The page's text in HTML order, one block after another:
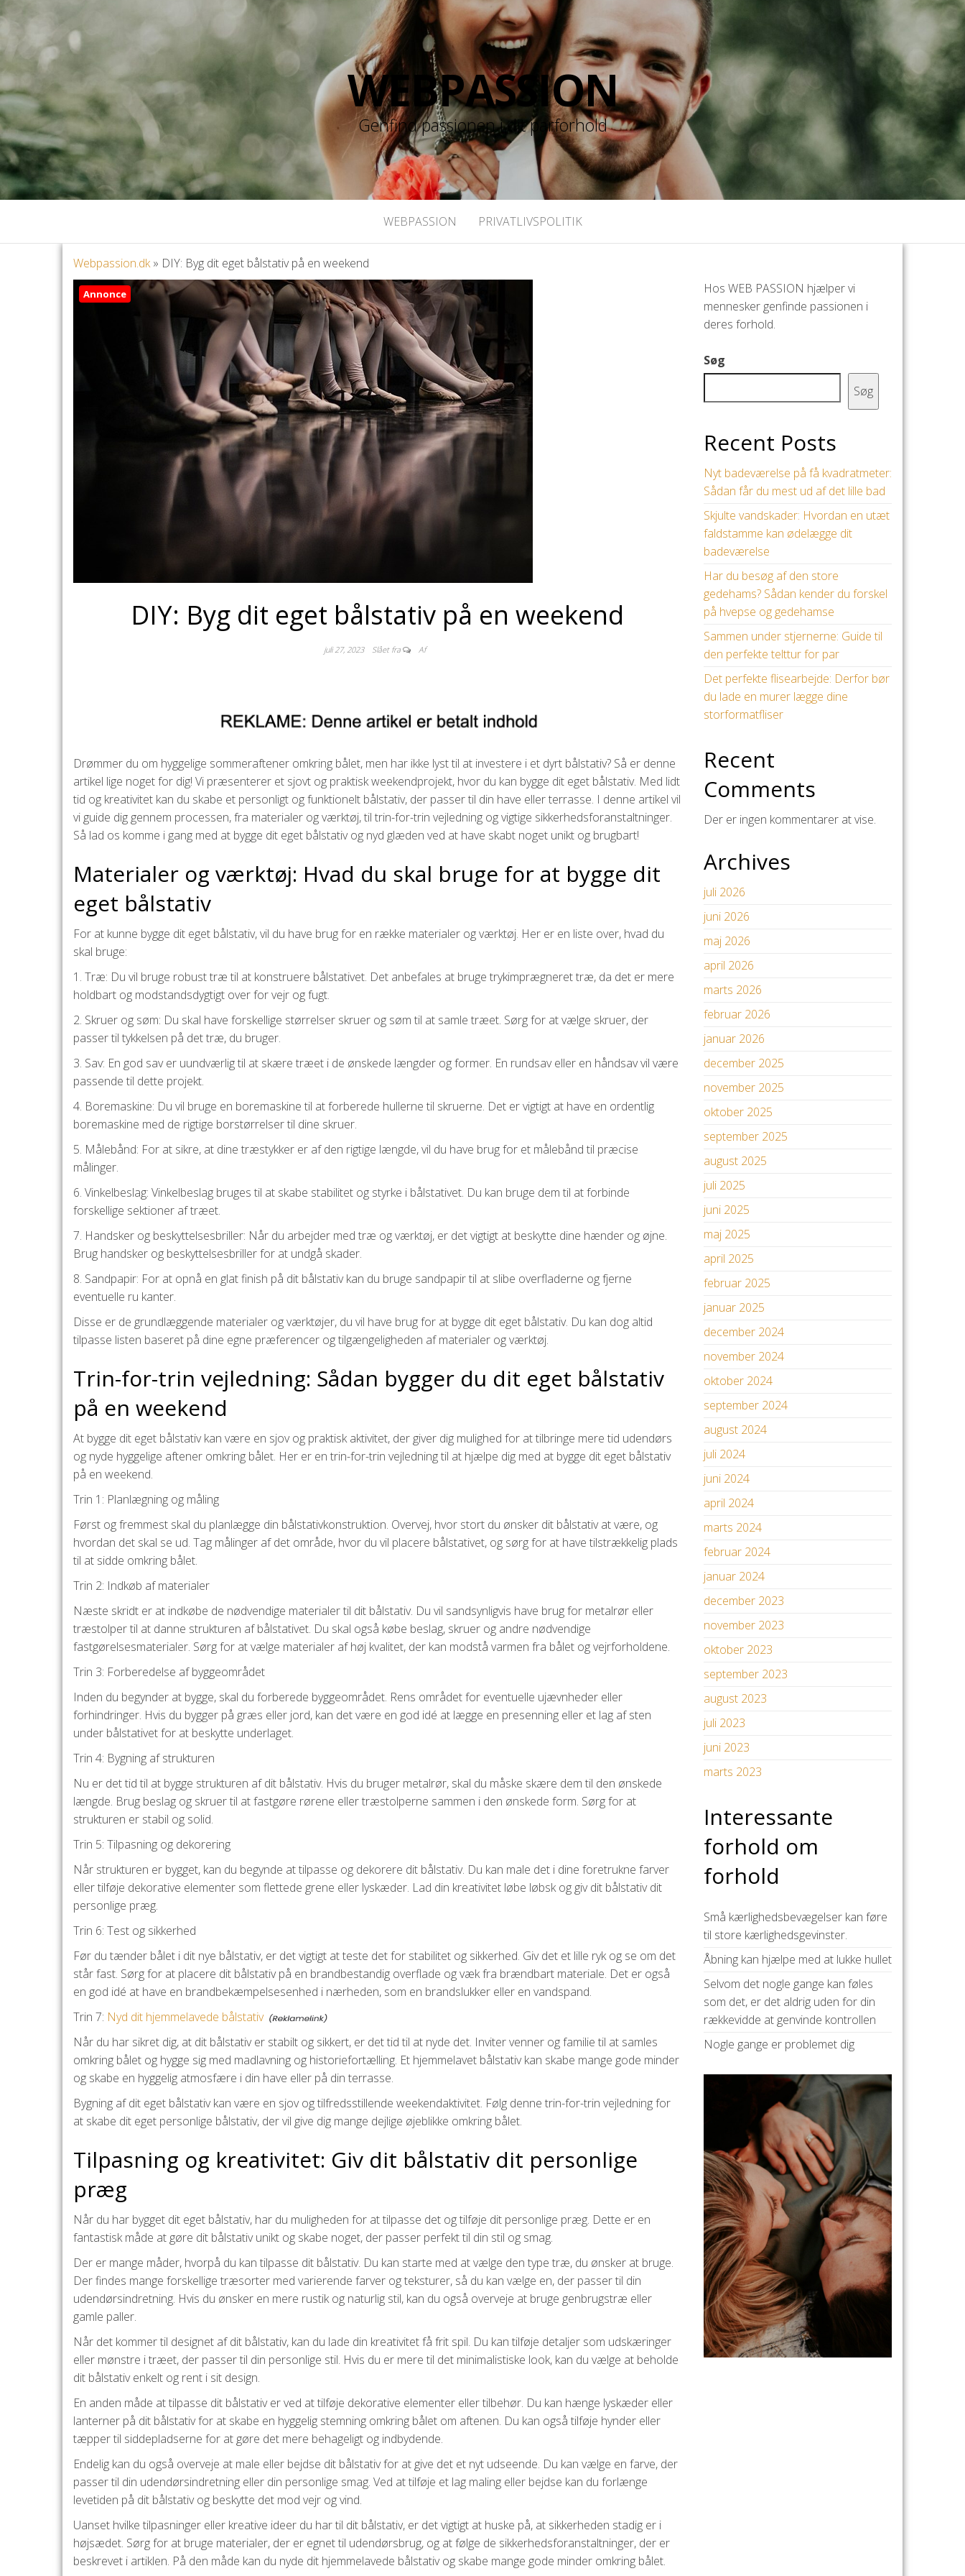
WEBPASSION
Genfind passionen i dit parforhold
WEBPASSION PRIVATLIVSPOLITIK
Webpassion.dk» DIY: Byg dit eget bålstativ på en weekend
Annonce
DIY: Byg dit eget bålstativ på en weekend
juli 27, 2023 Slået fra Af
Drømmer du om hyggelige sommeraftener omkring bålet, men har ikke lyst til at investere i et dyrt bålstativ? Så er denne
artikel lige noget for dig! Vi præsenterer et sjovt og praktisk weekendprojekt, hvor du kan bygge dit eget bålstativ. Med lidt
tid og kreativitet kan du skabe et personligt og funktionelt bålstativ, der passer til din have eller terrasse. I denne artikel vil
vi guide dig gennem processen, fra materialer og værktøj, til trin-for-trin vejledning og vigtige sikkerhedsforanstaltninger.
Så lad os komme i gang med at bygge dit eget bålstativ og nyd glæden ved at have skabt noget unikt og brugbart!
Materialer og værktøj: Hvad du skal bruge for at bygge dit
eget bålstativ
For at kunne bygge dit eget bålstativ, vil du have brug for en række materialer og værktøj. Her er en liste over, hvad du
skal bruge:
1. Træ: Du vil bruge robust træ til at konstruere bålstativet. Det anbefales at bruge trykimprægneret træ, da det er mere
holdbart og modstandsdygtigt over for vejr og fugt.
2. Skruer og søm: Du skal have forskellige størrelser skruer og søm til at samle træet. Sørg for at vælge skruer, der
passer til tykkelsen på det træ, du bruger.
3. Sav: En god sav er uundværlig til at skære træet i de ønskede længder og former. En rundsav eller en håndsav vil være
passende til dette projekt.
4. Boremaskine: Du vil bruge en boremaskine til at forberede hullerne til skruerne. Det er vigtigt at have en ordentlig
boremaskine med de rigtige borstørrelser til dine skruer.
5. Målebånd: For at sikre, at dine træstykker er af den rigtige længde, vil du have brug for et målebånd til præcise
målinger.
6. Vinkelbeslag: Vinkelbeslag bruges til at skabe stabilitet og styrke i bålstativet. Du kan bruge dem til at forbinde
forskellige sektioner af træet.
7. Handsker og beskyttelsesbriller: Når du arbejder med træ og værktøj, er det vigtigt at beskytte dine hænder og øjne.
Brug handsker og beskyttelsesbriller for at undgå skader.
8. Sandpapir: For at opnå en glat finish på dit bålstativ kan du bruge sandpapir til at slibe overfladerne og fjerne
eventuelle ru kanter.
Disse er de grundlæggende materialer og værktøjer, du vil have brug for at bygge dit eget bålstativ. Du kan dog altid
tilpasse listen baseret på dine egne præferencer og tilgængeligheden af materialer og værktøj.
Trin-for-trin vejledning: Sådan bygger du dit eget bålstativ
på en weekend
At bygge dit eget bålstativ kan være en sjov og praktisk aktivitet, der giver dig mulighed for at tilbringe mere tid udendørs
og nyde hyggelige aftener omkring bålet. Her er en trin-for-trin vejledning til at hjælpe dig med at bygge dit eget bålstativ
på en weekend.
Trin 1: Planlægning og måling
Først og fremmest skal du planlægge din bålstativkonstruktion. Overvej, hvor stort du ønsker dit bålstativ at være, og
hvordan det skal se ud. Tag målinger af det område, hvor du vil placere bålstativet, og sørg for at have tilstrækkelig plads
til at sidde omkring bålet.
Trin 2: Indkøb af materialer
Næste skridt er at indkøbe de nødvendige materialer til dit bålstativ. Du vil sandsynligvis have brug for metalrør eller
træstolper til at danne strukturen af bålstativet. Du skal også købe beslag, skruer og andre nødvendige
fastgørelsesmaterialer. Sørg for at vælge materialer af høj kvalitet, der kan modstå varmen fra bålet og vejrforholdene.
Trin 3: Forberedelse af byggeområdet
Inden du begynder at bygge, skal du forberede byggeområdet. Rens området for eventuelle ujævnheder eller
forhindringer. Hvis du bygger på græs eller jord, kan det være en god idé at lægge en presenning eller et lag af sten
under bålstativet for at beskytte underlaget.
Trin 4: Bygning af strukturen
Nu er det tid til at bygge strukturen af dit bålstativ. Hvis du bruger metalrør, skal du måske skære dem til den ønskede
længde. Brug beslag og skruer til at fastgøre rørene eller træstolperne sammen i den ønskede form. Sørg for at
strukturen er stabil og solid.
Trin 5: Tilpasning og dekorering
Når strukturen er bygget, kan du begynde at tilpasse og dekorere dit bålstativ. Du kan male det i dine foretrukne farver
eller tilføje dekorative elementer som flettede grene eller lyskæder. Lad din kreativitet løbe løbsk og giv dit bålstativ dit
personlige præg.
Trin 6: Test og sikkerhed
Før du tænder bålet i dit nye bålstativ, er det vigtigt at teste det for stabilitet og sikkerhed. Giv det et lille ryk og se om det
står fast. Sørg for at placere dit bålstativ på en brandbestandig overflade og væk fra brændbart materiale. Det er også
en god idé at have en brandbekæmpelsesenhed i nærheden, som en brandslukker eller en vandspand.
Trin 7: Nyd dit hjemmelavede bålstativ
Når du har sikret dig, at dit bålstativ er stabilt og sikkert, er det tid til at nyde det. Inviter venner og familie til at samles
omkring bålet og hygge sig med madlavning og historiefortælling. Et hjemmelavet bålstativ kan skabe mange gode minder
og skabe en hyggelig atmosfære i din have eller på din terrasse.
Bygning af dit eget bålstativ kan være en sjov og tilfredsstillende weekendaktivitet. Følg denne trin-for-trin vejledning for
at skabe dit eget personlige bålstativ, der vil give dig mange dejlige øjeblikke omkring bålet.
Tilpasning og kreativitet: Giv dit bålstativ dit personlige
præg
Når du har bygget dit eget bålstativ, har du muligheden for at tilpasse det og tilføje dit personlige præg. Dette er en
fantastisk måde at gøre dit bålstativ unikt og skabe noget, der passer perfekt til din stil og smag.
Der er mange måder, hvorpå du kan tilpasse dit bålstativ. Du kan starte med at vælge den type træ, du ønsker at bruge.
Der findes mange forskellige træsorter med varierende farver og teksturer, så du kan vælge en, der passer til din
udendørsindretning. Hvis du ønsker en mere rustik og naturlig stil, kan du også overveje at bruge genbrugstræ eller
gamle paller.
Når det kommer til designet af dit bålstativ, kan du lade din kreativitet få frit spil. Du kan tilføje detaljer som udskæringer
eller mønstre i træet, der passer til din personlige stil. Hvis du er mere til det minimalistiske look, kan du vælge at beholde
dit bålstativ enkelt og rent i sit design.
En anden måde at tilpasse dit bålstativ er ved at tilføje dekorative elementer eller tilbehør. Du kan hænge lyskæder eller
lanterner på dit bålstativ for at skabe en hyggelig stemning omkring bålet om aftenen. Du kan også tilføje hynder eller
tæpper til siddepladserne for at gøre det mere behageligt og indbydende.
Endelig kan du også overveje at male eller bejdse dit bålstativ for at give det et nyt udseende. Du kan vælge en farve, der
passer til din udendørsindretning eller din personlige smag. Ved at tilføje et lag maling eller bejdse kan du forlænge
levetiden på dit bålstativ og beskytte det mod vejr og vind.
Uanset hvilke tilpasninger eller kreative ideer du har til dit bålstativ, er det vigtigt at huske på, at sikkerheden stadig er i
højsædet. Sørg for at bruge materialer, der er egnet til udendørsbrug, og at følge de sikkerhedsforanstaltninger, der er
beskrevet i artiklen. På den måde kan du nyde dit hjemmelavede bålstativ og skabe mange gode minder omkring bålet.
Hos WEB PASSION hjælper vi
mennesker genfinde passionen i
deres forhold.
Søg
Søg
Recent Posts
Nyt badeværelse på få kvadratmeter:
Sådan får du mest ud af det lille bad
Skjulte vandskader: Hvordan en utæt
faldstamme kan ødelægge dit
badeværelse
Har du besøg af den store
gedehams? Sådan kender du forskel
på hvepse og gedehamse
Sammen under stjernerne: Guide til
den perfekte telttur for par
Det perfekte flisearbejde: Derfor bør
du lade en murer lægge dine
storformatfliser
Recent
Comments
Der er ingen kommentarer at vise.
Archives
juli 2026
juni 2026
maj 2026
april 2026
marts 2026
februar 2026
januar 2026
december 2025
november 2025
oktober 2025
september 2025
august 2025
juli 2025
juni 2025
maj 2025
april 2025
februar 2025
januar 2025
december 2024
november 2024
oktober 2024
september 2024
august 2024
juli 2024
juni 2024
april 2024
marts 2024
februar 2024
januar 2024
december 2023
november 2023
oktober 2023
september 2023
august 2023
juli 2023
juni 2023
marts 2023
Interessante
forhold om
forhold
Små kærlighedsbevægelser kan føre
til store kærlighedsgevinster.
Åbning kan hjælpe med at lukke hullet
Selvom det nogle gange kan føles
som det, er det aldrig uden for din
rækkevidde at genvinde kontrollen
Nogle gange er problemet dig